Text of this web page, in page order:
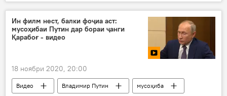
Муҳоҷират
Ин филм нест, балки фоҷиа аст:
мусоҳибаи Путин дар бораи ҷанги
Қарабоғ - видео
18 ноябри 2020, 20:00
Видео Владимир Путин мусоҳиба